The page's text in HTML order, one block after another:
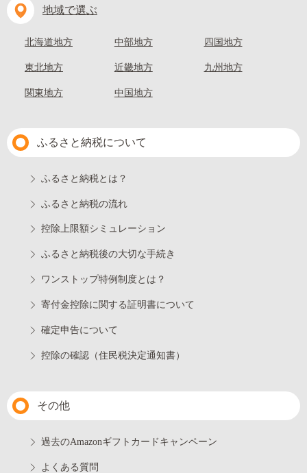
地域で選ぶ
北海道地方
東北地方
関東地方
中部地方
近畿地方
中国地方
四国地方
九州地方
ふるさと納税について
ふるさと納税とは？
ふるさと納税の流れ
控除上限額シミュレーション
ふるさと納税後の大切な手続き
ワンストップ特例制度とは？
寄付金控除に関する証明書について
確定申告について
控除の確認（住民税決定通知書）
その他
過去のAmazonギフトカードキャンペーン
よくある質問